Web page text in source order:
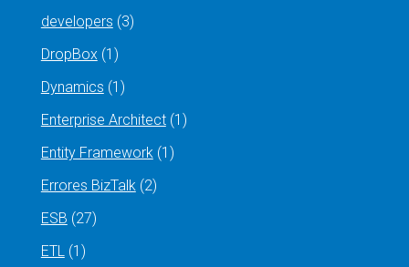
developers (3)
DropBox(1)
Dynamics (1)
Enterprise Architect(1)
Entity Framework(1)
Errores BizTalk(2)
ESB (27)
ETL(1)